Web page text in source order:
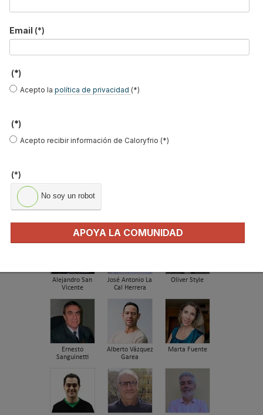
Recuperadores de calor: qué son, cómo
Consejos para ahorrar con el aire
¿Cómo detectar el gas radón? Medición y
tecnología para…
Alejandro San
Vicente
José Antonio La
Cal Herrera
Oliver Style
Ernesto
Sanguinetti
Alberto Vázquez
Garea
Marta Fuente
Email (*)
(*)
Acepto la política de privacidad (*)
(*)
Acepto recibir información de Caloryfrio (*)
(*)
No soy un robot
APOYA LA COMUNIDAD